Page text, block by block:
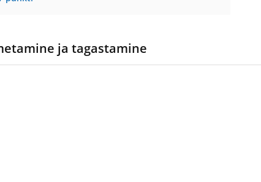
ja tagastamine